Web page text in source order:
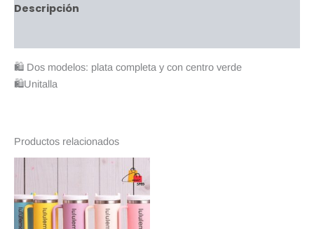
Descripción
🛍 Dos modelos: plata completa y con centro verde
🛍Unitalla
Productos relacionados